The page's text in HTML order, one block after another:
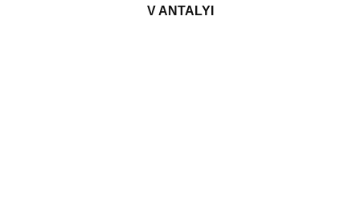
V ANTALYI